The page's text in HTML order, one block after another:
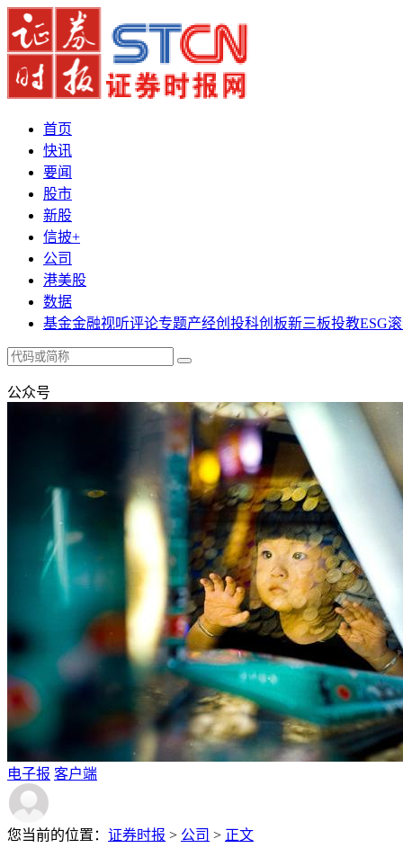
首页
快讯
要闻
股市
新股
信披+
公司
港美股
数据
基金金融视听评论专题产经创投科创板新三板投教ESG
公众号
电子报 客户端
您当前的位置： 证券时报 > 公司 > 正文